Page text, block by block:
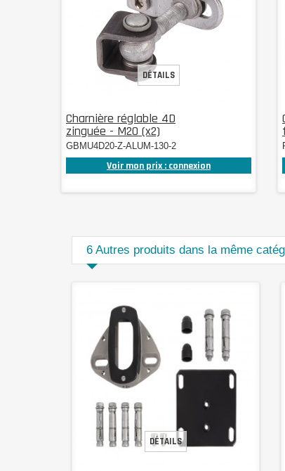
Charnière réglable 4D
zinguée - M20 (x2)
GBMU4D20-Z-ALUM-130-2
Voir mon prix : connexion
DÉTAILS
6 Autres produits dans la même
DÉTAILS